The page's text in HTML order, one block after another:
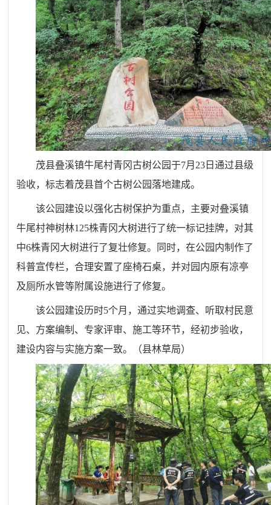
茂县叠溪镇牛尾村青冈古树公园于7月23日通过县级
验收，标志着茂县首个古树公园落地建成。
该公园建设以强化古树保护为重点， 主要对叠溪镇
牛尾村神树林125株青冈大树进行了统一标记挂牌，对其
中6株青冈大树进行了复壮修复。同时，在公园内制作了
科普宣传栏，合理安置了座椅石桌，并对园内原有凉亭
及厕所水管等附属设施进行了修复。
该公园建设历时5个月，通过实地调查、听取村民意
见、方案编制、专家评审、施工等环节，经初步验收，
建设内容与实施方案一致。（县林草局）